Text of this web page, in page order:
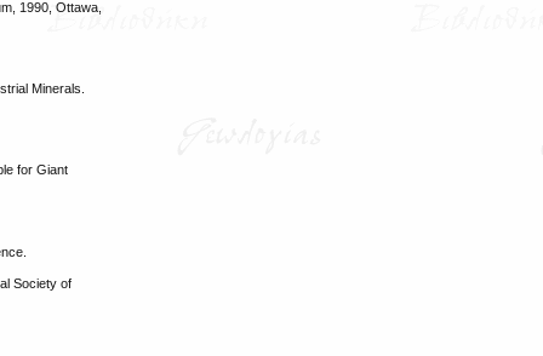
1990, Ottawa,
Minerals.
for Giant
Society of